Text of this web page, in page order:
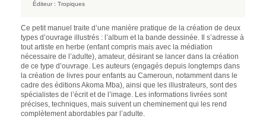
Éditeur : Tropiques
Ce petit manuel traite d’une manière pratique de la création de deux
types d’ouvrage illustrés : l’album et la bande dessinée. Il s’adresse à
tout artiste en herbe (enfant compris mais avec la médiation
nécessaire de l’adulte), amateur, désirant se lancer dans la création
de ce type d’ouvrage. Les auteurs (engagés depuis longtemps dans
la création de livres pour enfants au Cameroun, notamment dans le
cadre des éditions Akoma Mba), ainsi que les illustrateurs, sont des
spécialistes de l’écrit et de l’image. Les informations livrées sont
précises, techniques, mais suivent un cheminement qui les rend
complètement abordables par l’adulte.